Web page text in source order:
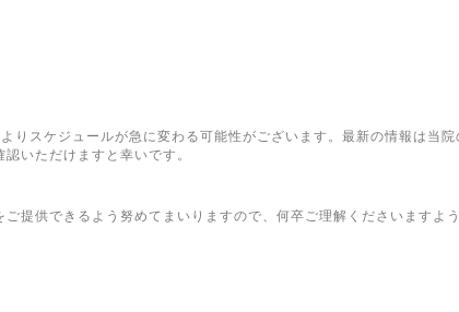
りスケジュールが急に変わる可能性がございます。最新の情報は当
いただけますと幸いです。
提供できるよう努めてまいりますので、何卒ご理解くださいますよ